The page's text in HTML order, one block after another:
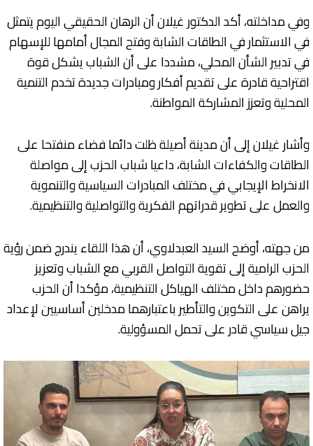
وفي مداخلته، أكد الدكتور غيلان أن الرهان الحقيقي اليوم يتمثل
في الاستثمار في الطاقات الشابة وفتح المجال أمامها للإسهام
في تدبير الشأن المحلي، مشددا على أن الشباب يشكل قوة
اقتراحية قادرة على تقديم أفكار ومبادرات جديدة تخدم التنمية
المحلية وتعزز المشاركة المواطنة.
وأشار غيلان إلى أن مدينة أصيلة ظلت دائما فضاء منفتحا على
الطاقات والكفاءات الشابة، داعيا شباب الحزب إلى مواصلة
الانخراط الإيجابي في مختلف المبادرات السياسية والتنموية
والعمل على تطوير قدراتهم الفكرية والتواصلية والتنظيمية.
من جهته، أوضح السيد العبدلاوي، أن هذا اللقاء يندرج ضمن رؤية
الحزب الرامية إلى تقوية التواصل القربي مع الشباب وتعزيز
حضورهم داخل مختلف الهياكل التنظيمية، مؤكدا أن الحزب
يراهن على التكوين والتأطير باعتبارهما مدخلين أساسيين لإعداد
جيل سياسي قادر على تحمل المسؤولية.